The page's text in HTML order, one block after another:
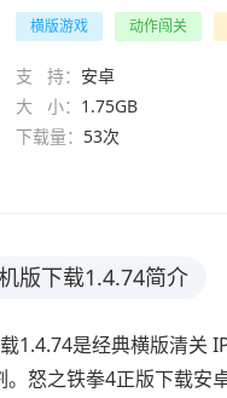
横版游戏 动作闯关
支 持： 安卓
大 小： 1.75GB
下载量： 53次
版下载1.4.74简介
1.4.74是经典横版清关
怒之铁拳4正版下载安